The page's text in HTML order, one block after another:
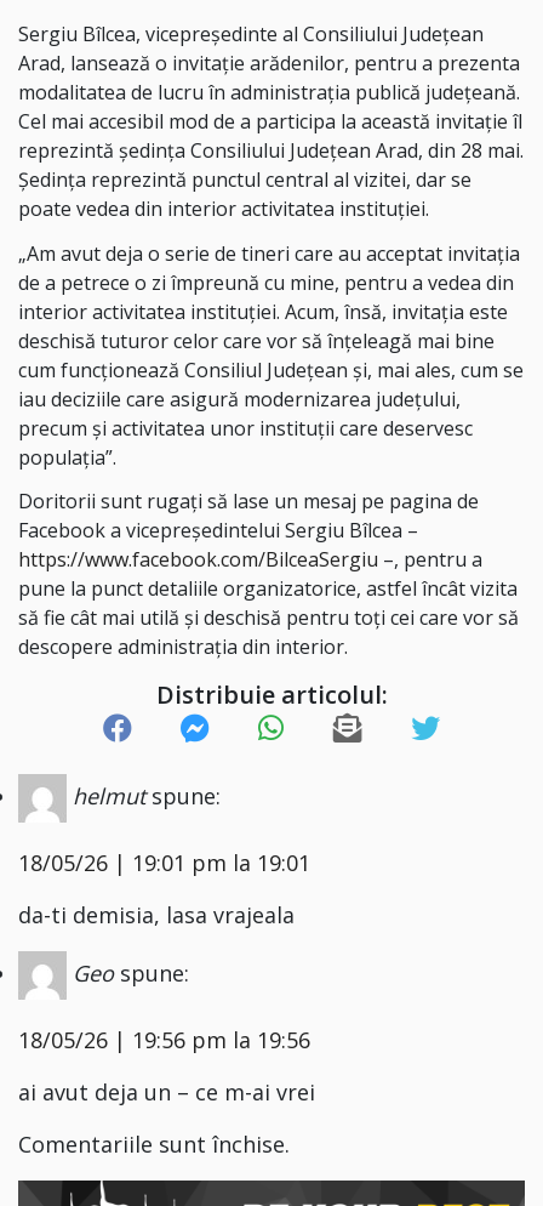
Sergiu Bîlcea, vicepreședinte al Consiliului Județean
Arad, lansează o invitație arădenilor, pentru a prezenta
modalitatea de lucru în administrația publică județeană.
Cel mai accesibil mod de a participa la această invitație îl
reprezintă ședința Consiliului Județean Arad, din 28 mai.
Ședința reprezintă punctul central al vizitei, dar se
poate vedea din interior activitatea instituției.
„Am avut deja o serie de tineri care au acceptat invitația
de a petrece o zi împreună cu mine, pentru a vedea din
interior activitatea instituției. Acum, însă, invitația este
deschisă tuturor celor care vor să înțeleagă mai bine
cum funcționează Consiliul Județean și, mai ales, cum se
iau deciziile care asigură modernizarea județului,
precum și activitatea unor instituții care deservesc
populația”.
Doritorii sunt rugați să lase un mesaj pe pagina de
Facebook a vicepreședintelui Sergiu Bîlcea –
https://www.facebook.com/BilceaSergiu –, pentru a
pune la punct detaliile organizatorice, astfel încât vizita
să fie cât mai utilă și deschisă pentru toți cei care vor să
descopere administrația din interior.
Distribuie articolul:
helmut spune:
18/05/26 | 19:01 pm la 19:01
da-ti demisia, lasa vrajeala
Geo spune:
18/05/26 | 19:56 pm la 19:56
ai avut deja un – ce m-ai vrei
Comentariile sunt închise.